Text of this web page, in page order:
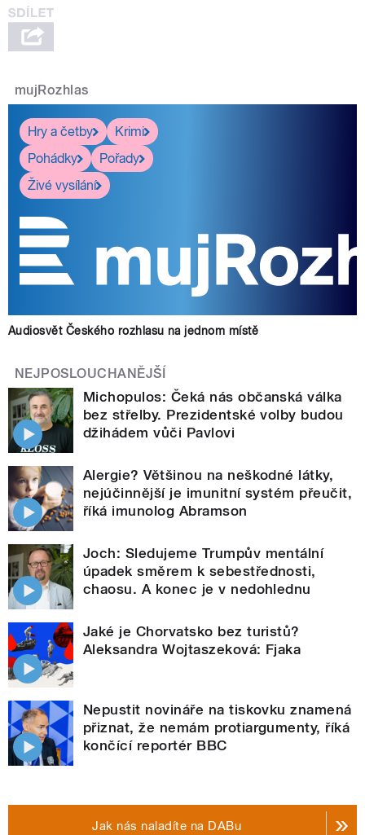
mujRozhlas
Hry a četby
Krimi
Pohádky
Pořady
Živé vysílání
Audiosvět Českého rozhlasu na jednom místě
NEJPOSLOUCHANĚJŠÍ
Michopulos: Čeká nás občanská válka
bez střelby. Prezidentské volby budou
džihádem vůči Pavlovi
Alergie? Většinou na neškodné látky,
nejúčinnější je imunitní systém přeučit,
říká imunolog Abramson
Joch: Sledujeme Trumpův mentální
úpadek směrem k sebestřednosti,
chaosu. A konec je v nedohlednu
Jaké je Chorvatsko bez turistů?
Aleksandra Wojtaszeková: Fjaka
Nepustit novináře na tiskovku znamená
přiznat, že nemám protiargumenty, říká
končící reportér BBC
Jak nás naladíte na DABu